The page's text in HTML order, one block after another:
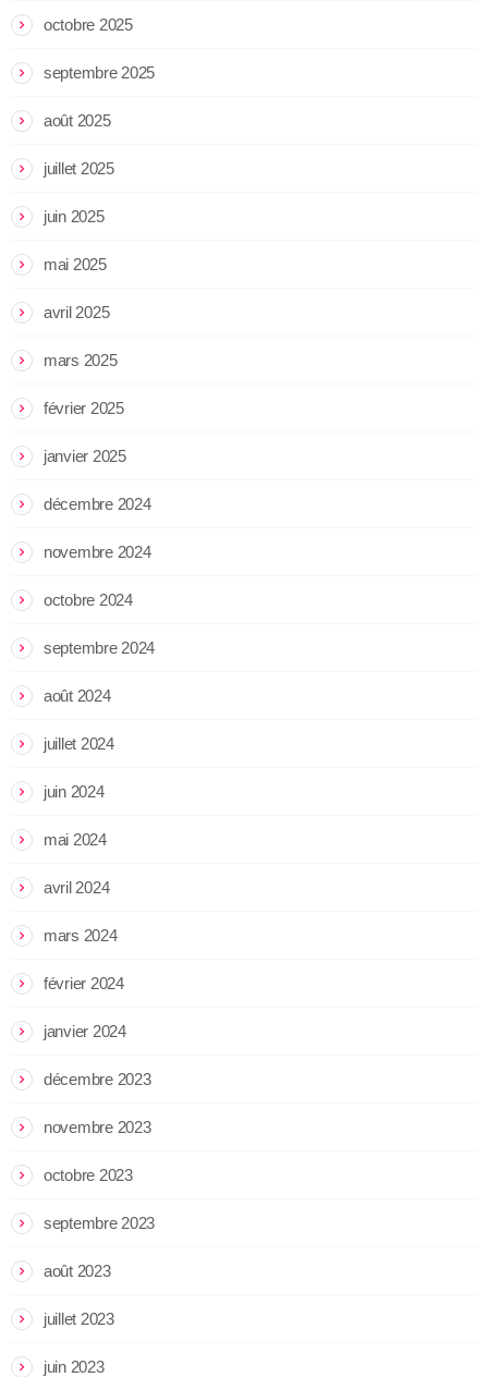
octobre 2025
septembre 2025
août 2025
juillet 2025
juin 2025
mai 2025
avril 2025
mars 2025
février 2025
janvier 2025
décembre 2024
novembre 2024
octobre 2024
septembre 2024
août 2024
juillet 2024
juin 2024
mai 2024
avril 2024
mars 2024
février 2024
janvier 2024
décembre 2023
novembre 2023
octobre 2023
septembre 2023
août 2023
juillet 2023
juin 2023